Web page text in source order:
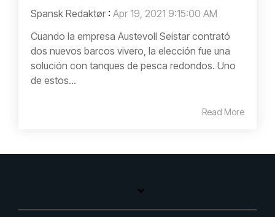
Spansk Redaktør : Apr 19, 2021 9:15:00 AM
Cuando la empresa Austevoll Seistar contrató
dos nuevos barcos vivero, la elección fue una
solución con tanques de pesca redondos. Uno
de estos...
Read More